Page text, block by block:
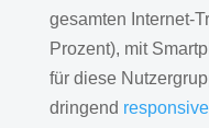
gesamten Internet-
Prozent), mit
für diese
dringend